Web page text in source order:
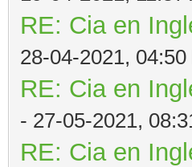
RE: Cia en
28-04-2021, 04:50
RE: Cia en
- 27-05-2021,
RE: Cia en